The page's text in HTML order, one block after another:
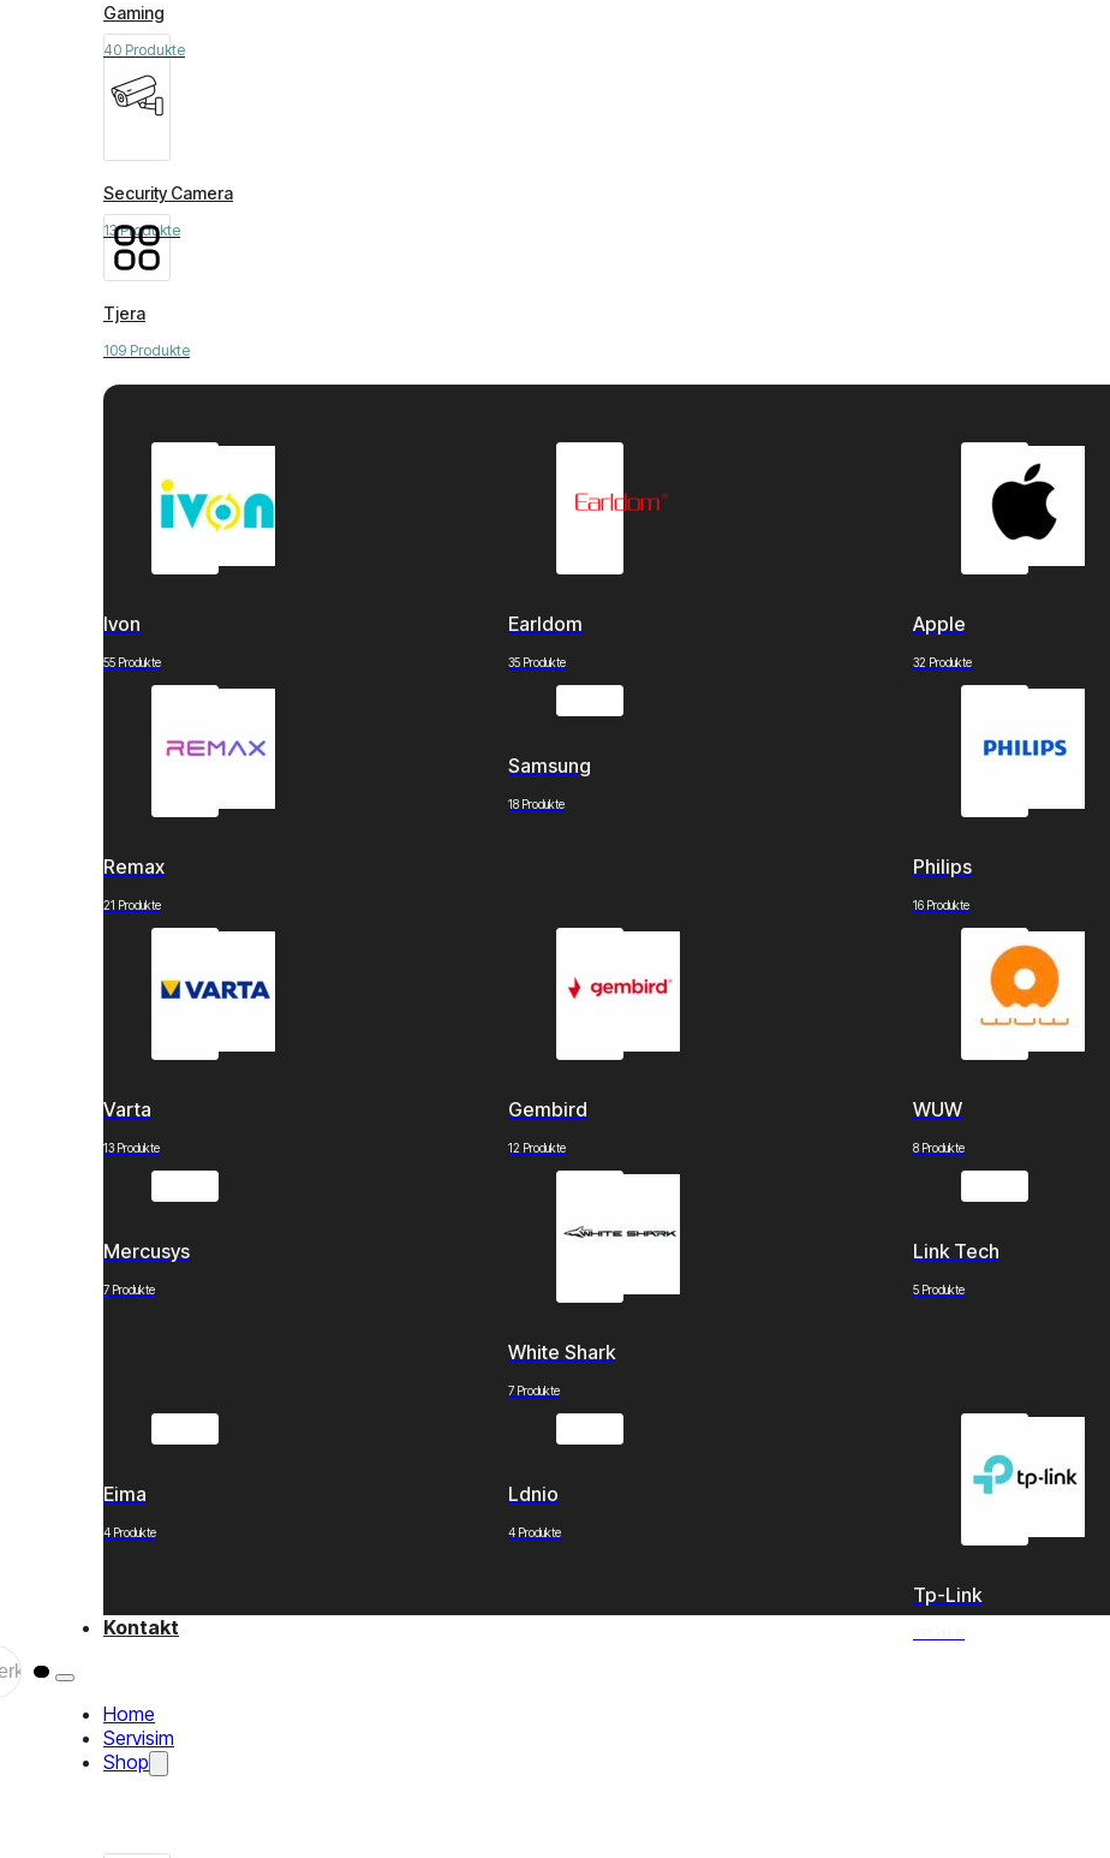
Gaming
40 Produkte
Security Camera
13 Produkte
Tjera
109 Produkte
Ivon
55 Produkte
Earldom
35 Produkte
Apple
32 Produkte
Remax
21 Produkte
Samsung
18 Produkte
Philips
16 Produkte
Varta
13 Produkte
Gembird
12 Produkte
WUW
8 Produkte
Mercusys
7 Produkte
White Shark
7 Produkte
Link Tech
5 Produkte
Eima
4 Produkte
Ldnio
4 Produkte
Tp-Link
Kontakt
Home
Servisim
Shop